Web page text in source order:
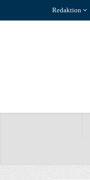
Redaktion